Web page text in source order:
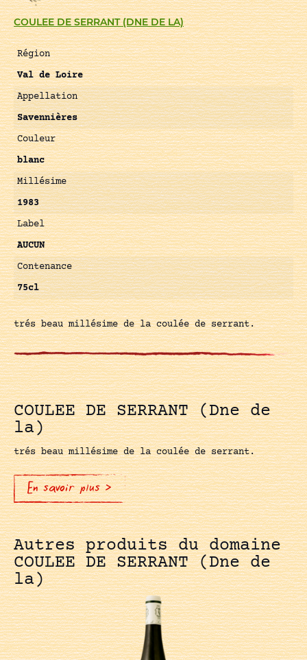
COULEE DE SERRANT (DNE DE LA)
Région
Val de Loire
Appellation
Savennières
Couleur
blanc
Millésime
1983
Label
AUCUN
Contenance
75cl
trés beau millésime de la coulée de serrant.
COULEE DE SERRANT (Dne de
la)
trés beau millésime de la coulée de serrant.
En savoir plus >
Autres produits du domaine
COULEE DE SERRANT (Dne de
la)